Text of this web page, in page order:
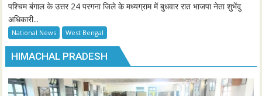
पश्चिम बंगाल के उत्तर 24 परगना जिले के मध्यग्राम में बुधवार रात भाजपा नेता शुभेंदु
अधिकारी...
National News West Bengal
HIMACHAL PRADESH